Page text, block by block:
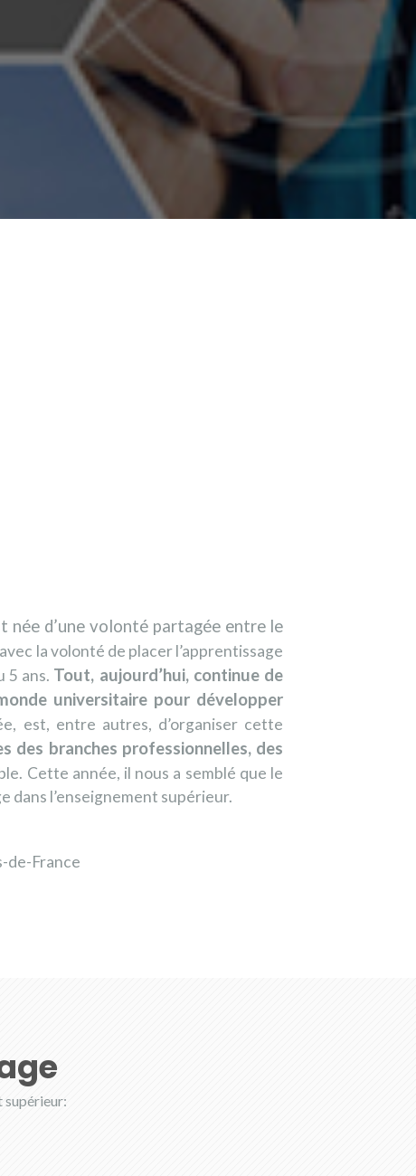
née d’une volonté partagée entre le
la volonté de placer l’apprentissage
5 ans. Tout, aujourd’hui, continue de
universitaire pour développer
est, entre autres, d’organiser cette
des branches professionnelles, des
Cette année, il nous a semblé que le
dans l’enseignement supérieur.
de-France
supérieur: